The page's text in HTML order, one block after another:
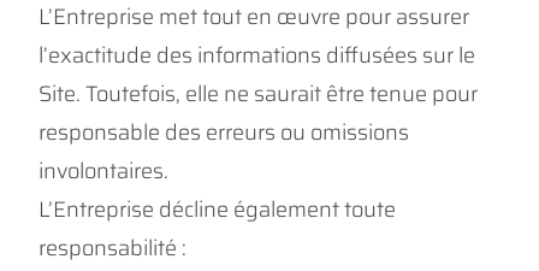
L’Entreprise met tout en œuvre pour assurer
l’exactitude des informations diffusées sur le
Site. Toutefois, elle ne saurait être tenue pour
responsable des erreurs ou omissions
involontaires.
L’Entreprise décline également toute
responsabilité :